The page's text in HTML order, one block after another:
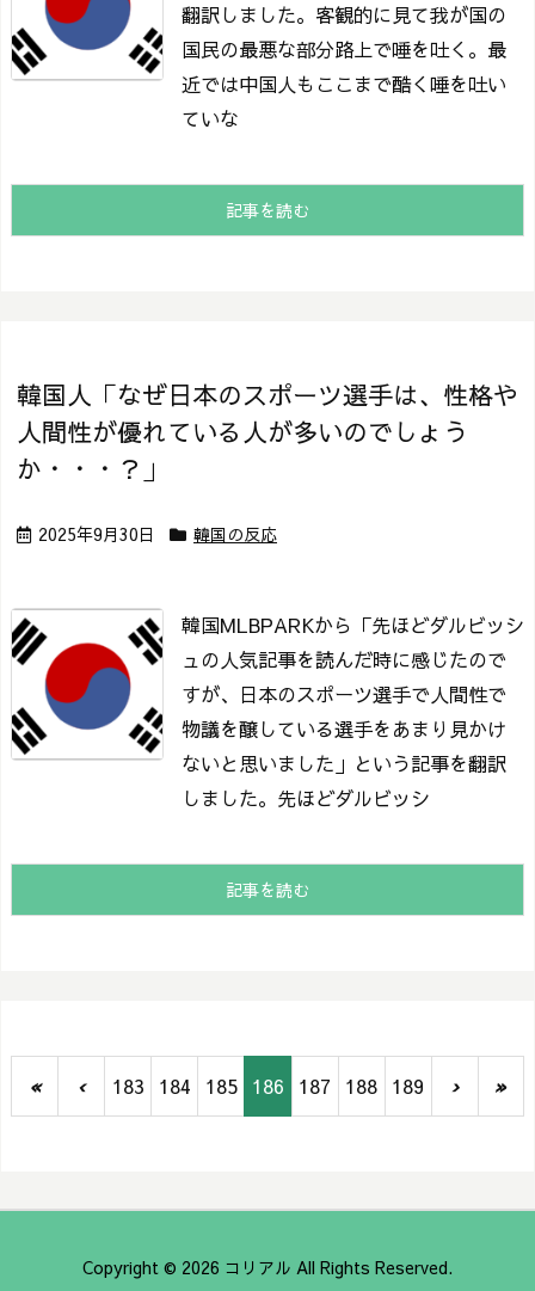
翻訳しました。 客観的に見て我が国の
国民の最悪な部分路上で唾を吐く。 最
近では中国人もここまで酷く唾を吐い
ていな
記事を読む
韓国人「なぜ日本のスポーツ選手は、性格や
人間性が優れている人が多いのでしょう
か・・・？」
2025年9月30日 韓国の反応
韓国MLBPARKから「先ほどダルビッシ
ュの人気記事を読んだ時に感じたので
すが、日本のスポーツ選手で人間性で
物議を醸している選手をあまり見かけ
ないと思いました」という記事を翻訳
しました。 先ほどダルビッシ
記事を読む
« ‹ 183 184 185 186 187 188 189 › »
Copyright © 2026 コリアル All Rights Reserved.